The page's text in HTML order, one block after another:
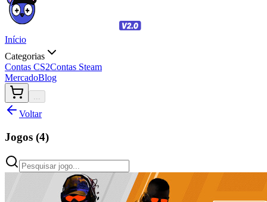
Início
Categorias
Contas CS2Contas Steam
MercadoBlog
...
Voltar
Jogos (4)